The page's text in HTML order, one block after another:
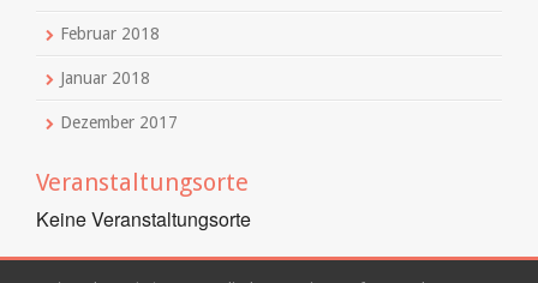
Februar 2018
Januar 2018
Dezember 2017
Veranstaltungsorte
Keine Veranstaltungsorte